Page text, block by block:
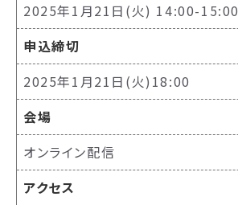
2025年1月21日(火) 14:00-15:00
申込締切
2025年1月21日(火)18:00
会場
オンライン配信
アクセス